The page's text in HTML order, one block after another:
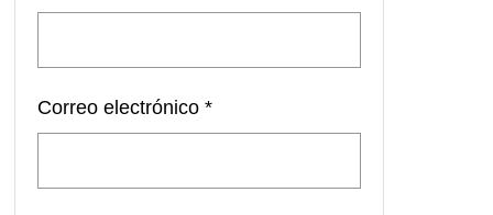
Correo electrónico *